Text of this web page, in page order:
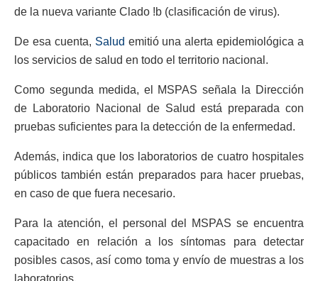
de la nueva variante Clado !b (clasificación de virus).
De esa cuenta, Salud emitió una alerta epidemiológica a
los servicios de salud en todo el territorio nacional.
Como segunda medida, el MSPAS señala la Dirección
de Laboratorio Nacional de Salud está preparada con
pruebas suficientes para la detección de la enfermedad.
Además, indica que los laboratorios de cuatro hospitales
públicos también están preparados para hacer pruebas,
en caso de que fuera necesario.
Para la atención, el personal del MSPAS se encuentra
capacitado en relación a los síntomas para detectar
posibles casos, así como toma y envío de muestras a los
laboratorios.